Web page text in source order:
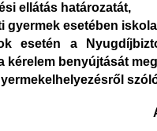
ellátás határozatát,
gyermek esetében
esetén a
kérelem benyújtását